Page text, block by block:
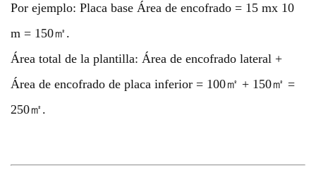
Por ejemplo: Placa base Área de encofrado = 15 mx 10
m = 150㎡.
Área total de la plantilla: Área de encofrado lateral +
Área de encofrado de placa inferior = 100㎡ + 150㎡ =
250㎡.